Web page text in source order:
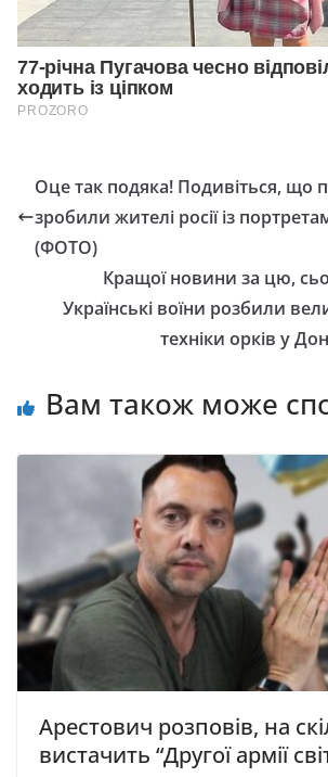
Оце так подяка! Подивіться, що
зробили жителі росії із
(ФОТО)
Кращої новини за цю,
Українські воїни розбили
техніки орків у
Вам також може
Арестович розповів, на
вистачить “Другої армії